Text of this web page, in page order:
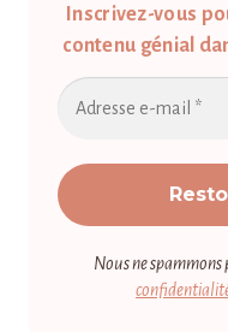
Inscrivez-vous
contenu génial
Nous ne